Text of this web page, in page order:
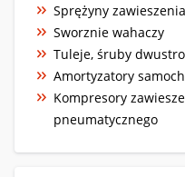
Sprężyny zawieszenia
Sworznie wahaczy
Tuleje, śruby
Amortyzatory
Kompresory
pneumatycznego